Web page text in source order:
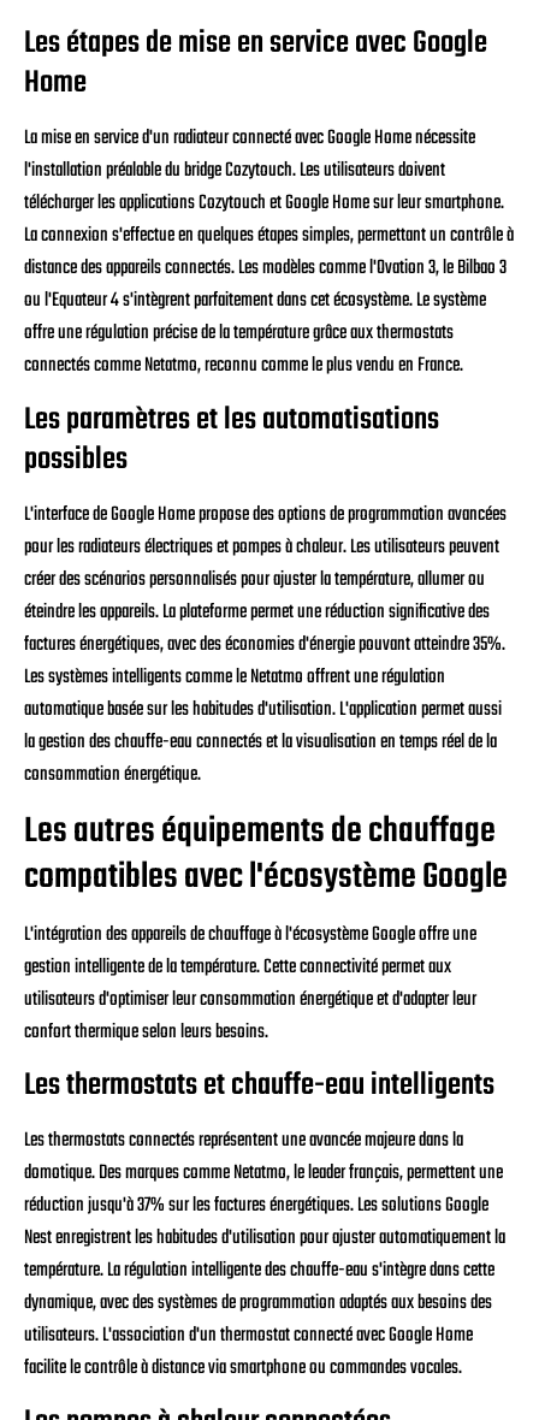
Les étapes de mise en service avec Google
Home
La mise en service d'un radiateur connecté avec Google Home nécessite
l'installation préalable du bridge Cozytouch. Les utilisateurs doivent
télécharger les applications Cozytouch et Google Home sur leur smartphone.
La connexion s'effectue en quelques étapes simples, permettant un contrôle à
distance des appareils connectés. Les modèles comme l'Ovation 3, le Bilbao 3
ou l'Equateur 4 s'intègrent parfaitement dans cet écosystème. Le système
offre une régulation précise de la température grâce aux thermostats
connectés comme Netatmo, reconnu comme le plus vendu en France.
Les paramètres et les automatisations
possibles
L'interface de Google Home propose des options de programmation avancées
pour les radiateurs électriques et pompes à chaleur. Les utilisateurs peuvent
créer des scénarios personnalisés pour ajuster la température, allumer ou
éteindre les appareils. La plateforme permet une réduction significative des
factures énergétiques, avec des économies d'énergie pouvant atteindre 35%.
Les systèmes intelligents comme le Netatmo offrent une régulation
automatique basée sur les habitudes d'utilisation. L'application permet aussi
la gestion des chauffe-eau connectés et la visualisation en temps réel de la
consommation énergétique.
Les autres équipements de chauffage
compatibles avec l'écosystème Google
L'intégration des appareils de chauffage à l'écosystème Google offre une
gestion intelligente de la température. Cette connectivité permet aux
utilisateurs d'optimiser leur consommation énergétique et d'adapter leur
confort thermique selon leurs besoins.
Les thermostats et chauffe-eau intelligents
Les thermostats connectés représentent une avancée majeure dans la
domotique. Des marques comme Netatmo, le leader français, permettent une
réduction jusqu'à 37% sur les factures énergétiques. Les solutions Google
Nest enregistrent les habitudes d'utilisation pour ajuster automatiquement la
température. La régulation intelligente des chauffe-eau s'intègre dans cette
dynamique, avec des systèmes de programmation adaptés aux besoins des
utilisateurs. L'association d'un thermostat connecté avec Google Home
facilite le contrôle à distance via smartphone ou commandes vocales.